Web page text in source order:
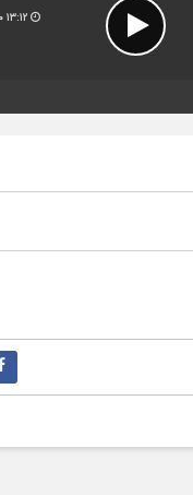
۱۳:۱۲ ۳۰